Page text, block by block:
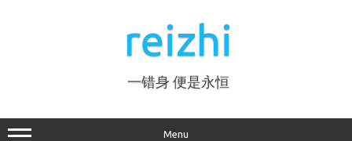
reizhi
一错身 便是永恒
Menu